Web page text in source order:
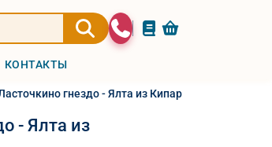
КОНТАКТЫ
гнездо - Ялта из Кипарисного 2026
- Ялта из